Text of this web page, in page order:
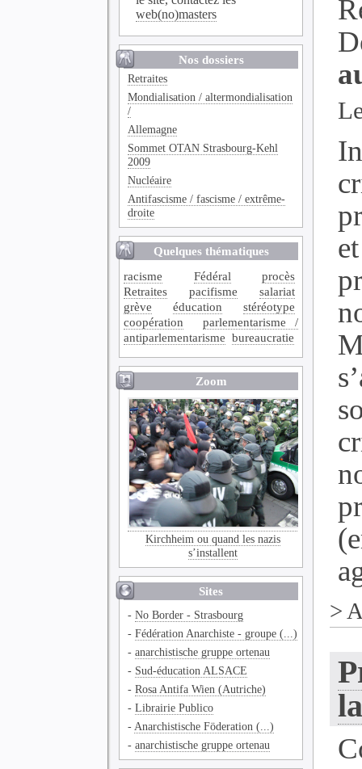
web(no)masters
Nos dossiers
Retraites
Mondialisation / altermondialisation
/
Allemagne
Sommet OTAN Strasbourg-Kehl
2009
Nucléaire
Antifascisme / fascisme / extrême-
droite
Quelques thématiques
racisme
Fédéral
procès
Retraites
pacifisme
salariat
grève
éducation
stéréotype
coopération
parlementarisme /
antiparlementarisme bureaucratie
Zoom
Kirchheim ou quand les nazis
s’installent
Sites
-No Border - Strasbourg
-Fédération Anarchiste - groupe (...)
-anarchistische gruppe ortenau
- Sud-éducation ALSACE
-Rosa Antifa Wien (Autriche)
-Librairie Publico
- Anarchistische Föderation (...)
-anarchistische gruppe ortenau
>